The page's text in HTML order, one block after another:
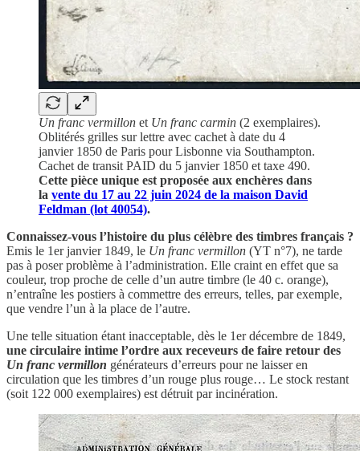
Un franc vermillon et Un franc carmin (2 exemplaires).
Oblitérés grilles sur lettre avec cachet à date du 4
janvier 1850 de Paris pour Lisbonne via Southampton.
Cachet de transit PAID du 5 janvier 1850 et taxe 490.
Cette pièce unique est proposée aux enchères dans
la vente du 17 au 22 juin 2024 de la maison David
Feldman (lot 40054).
Connaissez-vous l’histoire du plus célèbre des timbres français ?
Emis le 1er janvier 1849, le Un franc vermillon (YT n°7), ne tarde
pas à poser problème à l’administration. Elle craint en effet que sa
couleur, trop proche de celle d’un autre timbre (le 40 c. orange),
n’entraîne les postiers à commettre des erreurs, telles, par exemple,
que vendre l’un à la place de l’autre.
Une telle situation étant inacceptable, dès le 1er décembre de 1849,
une circulaire intime l’ordre aux receveurs de faire retour des
Un franc vermillon générateurs d’erreurs pour ne laisser en
circulation que les timbres d’un rouge plus rouge… Le stock restant
(soit 122 000 exemplaires) est détruit par incinération.